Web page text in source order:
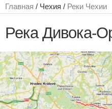
Главная / Чехия / Реки Чехии
Река Дивока-